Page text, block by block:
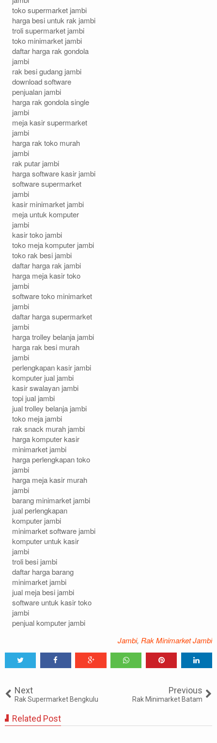
toko supermarket jambi
harga besi untuk rak jambi
troli supermarket jambi
toko minimarket jambi
daftar harga rak gondola
jambi
rak besi gudang jambi
download software
penjualan jambi
harga rak gondola single
jambi
meja kasir supermarket
jambi
harga rak toko murah
jambi
rak putar jambi
harga software kasir jambi
software supermarket
jambi
kasir minimarket jambi
meja untuk komputer
jambi
kasir toko jambi
toko meja komputer jambi
toko rak besi jambi
daftar harga rak jambi
harga meja kasir toko
jambi
software toko minimarket
jambi
daftar harga supermarket
jambi
harga trolley belanja jambi
harga rak besi murah
jambi
perlengkapan kasir jambi
komputer jual jambi
kasir swalayan jambi
topi jual jambi
jual trolley belanja jambi
toko meja jambi
rak snack murah jambi
harga komputer kasir
minimarket jambi
harga perlengkapan toko
jambi
harga meja kasir murah
jambi
barang minimarket jambi
jual perlengkapan
komputer jambi
minimarket software jambi
komputer untuk kasir
jambi
troli besi jambi
daftar harga barang
minimarket jambi
jual meja besi jambi
software untuk kasir toko
jambi
penjual komputer jambi
Jambi, Rak Minimarket Jambi
Next
Rak Supermarket Bengkulu
Previous
Rak Minimarket Batam
Related Post
R
A
K
G
O
N
D
O
L
A
M
E
D
I
U
M
M
A
R
K
E
T
A
F
A
D
R
A
K
G
O
N
D
O
L
A
M
E
D
I
U
M
M
A
R
K
E
T
A
F
A
D
R
A
K
G
O
N
D
O
L
A
M
E
D
I
U
M
M
A
R
K
E
T
A
F
A
D